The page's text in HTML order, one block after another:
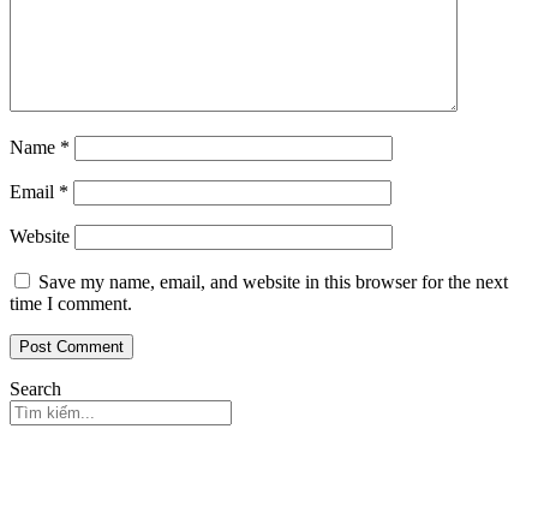
Name *
Email *
Website
Save my name, email, and website in this browser for the next
time I comment.
Search